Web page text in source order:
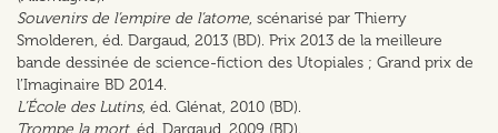
Souvenirs de l’empire de l’atome, scénarisé par Thierry
Smolderen, éd. Dargaud, 2013 (BD). Prix 2013 de la meilleure
bande dessinée de science-fiction des Utopiales ; Grand prix de
l’Imaginaire BD 2014.
L’École des Lutins, éd. Glénat, 2010 (BD).